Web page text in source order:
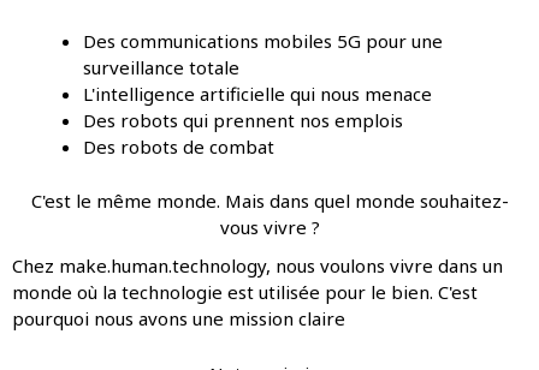
Des communications mobiles 5G pour une
surveillance totale
L'intelligence artificielle qui nous menace
Des robots qui prennent nos emplois
Des robots de combat
C'est le même monde. Mais dans quel monde souhaitez-
vous vivre ?
Chez make.human.technology, nous voulons vivre dans un
monde où la technologie est utilisée pour le bien. C'est
pourquoi nous avons une mission claire